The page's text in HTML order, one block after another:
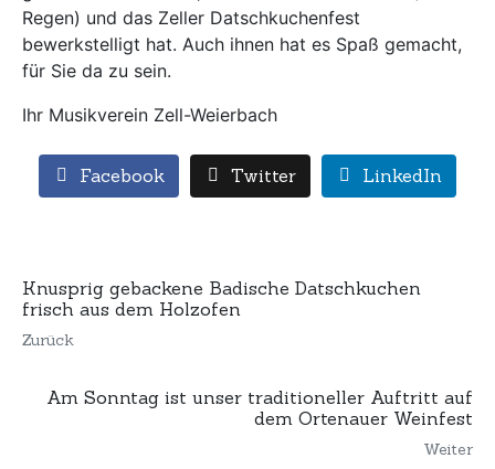
Regen) und das Zeller Datschkuchenfest
bewerkstelligt hat. Auch ihnen hat es Spaß gemacht,
für Sie da zu sein.
Ihr Musikverein Zell-Weierbach
Facebook Twitter LinkedIn
Knusprig gebackene Badische Datschkuchen
frisch aus dem Holzofen
Zurück
Am Sonntag ist unser traditioneller Auftritt auf
dem Ortenauer Weinfest
Weiter